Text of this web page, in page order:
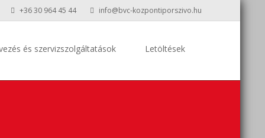
+36 30 964 45 44 info@bvc-kozpontiporszivo.hu
és szervizszolgáltatások Letöltések